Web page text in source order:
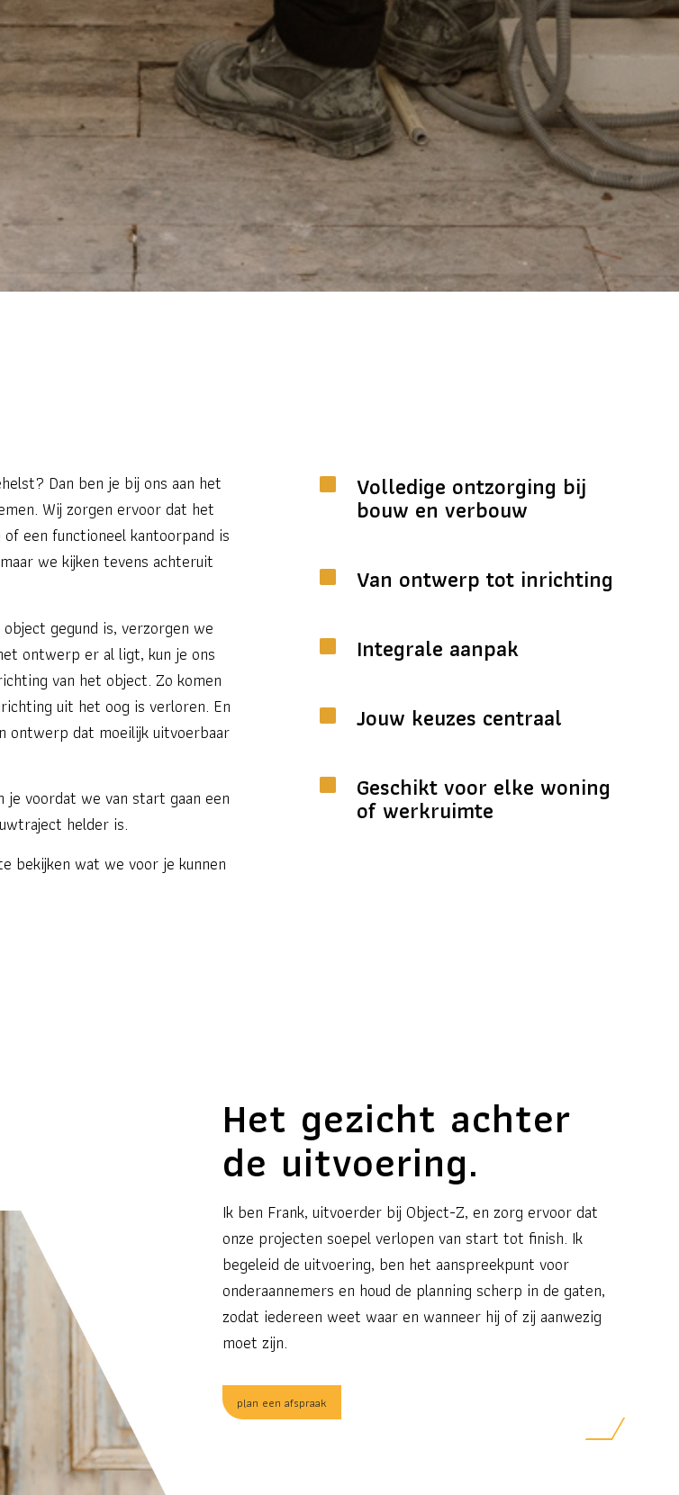
Dan ben je bij ons aan het
Wij zorgen ervoor dat het
een functioneel kantoorpand is
we kijken tevens achteruit
gegund is, verzorgen we
ontwerp er al ligt, kun je ons
van het object. Zo komen
uit het oog is verloren. En
ontwerp dat moeilijk uitvoerbaar
voordat we van start gaan een
helder is.
bekijken wat we voor je kunnen
Volledige ontzorging bij
bouw en verbouw
Van ontwerp tot inrichting
Integrale aanpak
Jouw keuzes centraal
Geschikt voor elke woning
of werkruimte
Het gezicht achter
de uitvoering.
Ik ben Frank, uitvoerder bij Object-Z, en zorg ervoor dat
onze projecten soepel verlopen van start tot finish. Ik
begeleid de uitvoering, ben het aanspreekpunt voor
onderaannemers en houd de planning scherp in de gaten,
zodat iedereen weet waar en wanneer hij of zij aanwezig
moet zijn.
plan een afspraak